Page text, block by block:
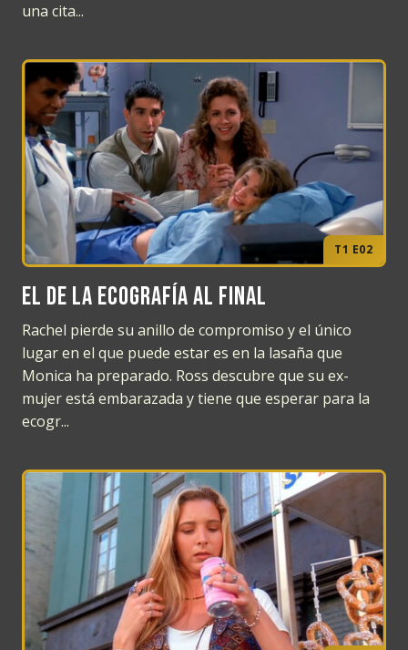
una cita...
T1 E02
El de la ecografía al final
Rachel pierde su anillo de compromiso y el único
lugar en el que puede estar es en la lasaña que
Monica ha preparado. Ross descubre que su ex-
mujer está embarazada y tiene que esperar para la
ecogr...